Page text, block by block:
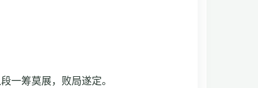
一筹莫展，败局遂定。